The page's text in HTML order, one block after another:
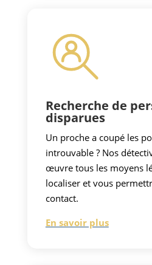
Recherche de
disparues
Un proche a coupé les
introuvable ? Nos
œuvre tous les moyens
localiser et vous
contact.
En savoir plus